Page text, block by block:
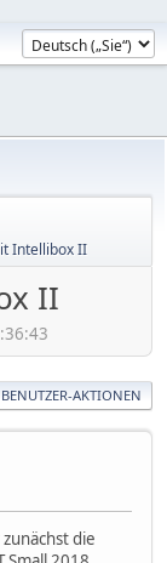
Intellibox II
II
BENUTZER-AKTIONEN
die